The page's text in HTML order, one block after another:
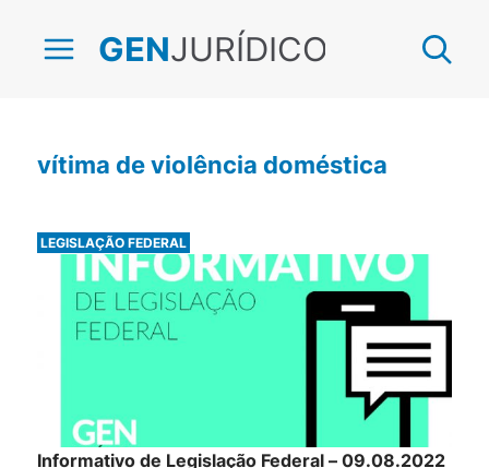
GENJURÍDICO
vítima de violência doméstica
LEGISLAÇÃO FEDERAL
Informativo de Legislação Federal – 09.08.2022